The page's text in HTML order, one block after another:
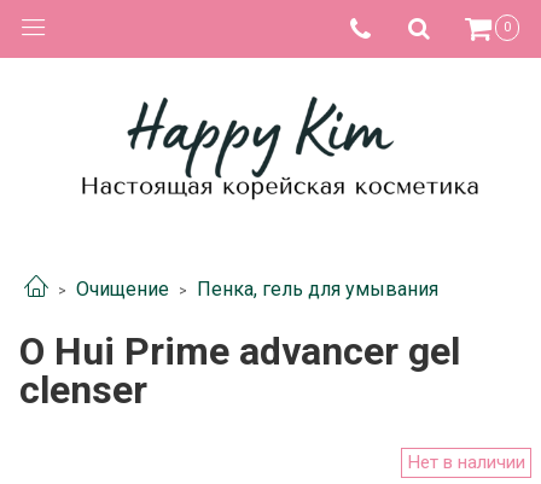
0
Очищение Пенка, гель для умывания
O Hui Prime advancer gel
clenser
Нет в наличии